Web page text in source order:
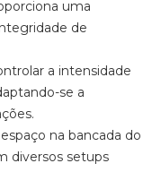
uma
de
a intensidade
se a
na bancada do
diversos setups